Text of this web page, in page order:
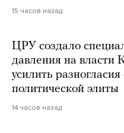
15 часов назад
ЦРУ создало
давления на власти
усилить
политической элиты
14 часов назад